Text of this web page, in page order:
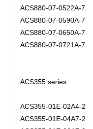
ACS880-07-0522A-7
ACS880-07-0590A-7
ACS880-07-0650A-7
ACS880-07-0721A-7
ACS355 series
ACS355-01E-02A4-2
ACS355-01E-04A7-2